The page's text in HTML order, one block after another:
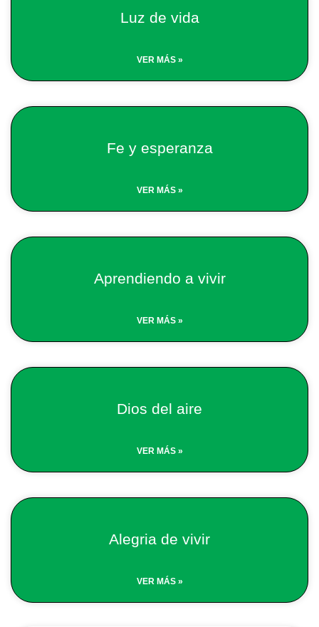
Luz de vida
VER MÁS »
Fe y esperanza
VER MÁS »
Aprendiendo a vivir
VER MÁS »
Dios del aire
VER MÁS »
Alegria de vivir
VER MÁS »